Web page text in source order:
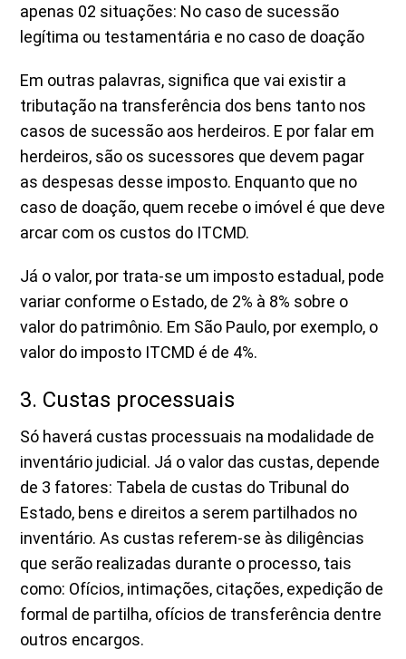
apenas 02 situações: No caso de sucessão
legítima ou testamentária e no caso de doação
Em outras palavras, significa que vai existir a
tributação na transferência dos bens tanto nos
casos de sucessão aos herdeiros. E por falar em
herdeiros, são os sucessores que devem pagar
as despesas desse imposto. Enquanto que no
caso de doação, quem recebe o imóvel é que deve
arcar com os custos do ITCMD.
Já o valor, por trata-se um imposto estadual, pode
variar conforme o Estado, de 2% à 8% sobre o
valor do patrimônio. Em São Paulo, por exemplo, o
valor do imposto ITCMD é de 4%.
3. Custas processuais
Só haverá custas processuais na modalidade de
inventário judicial. Já o valor das custas, depende
de 3 fatores: Tabela de custas do Tribunal do
Estado, bens e direitos a serem partilhados no
inventário. As custas referem-se às diligências
que serão realizadas durante o processo, tais
como: Ofícios, intimações, citações, expedição de
formal de partilha, ofícios de transferência dentre
outros encargos.